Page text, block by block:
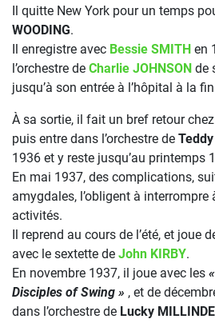
Il quitte New York pour un temps
WOODING.
Il enregistre avec Bessie SMITH en
l’orchestre de Charlie JOHNSON de
jusqu’à son entrée à l’hôpital à la
À sa sortie, il fait un bref retour chez
puis entre dans l’orchestre de
1936 et y reste jusqu’au printemps
En mai 1937, des complications,
amygdales, l’obligent à interrompre
activités.
Il reprend au cours de l’été, et joue
avec le sextette de John KIRBY.
En novembre 1937, il joue avec les
Disciples of Swing » , et de
dans l’orchestre de Lucky